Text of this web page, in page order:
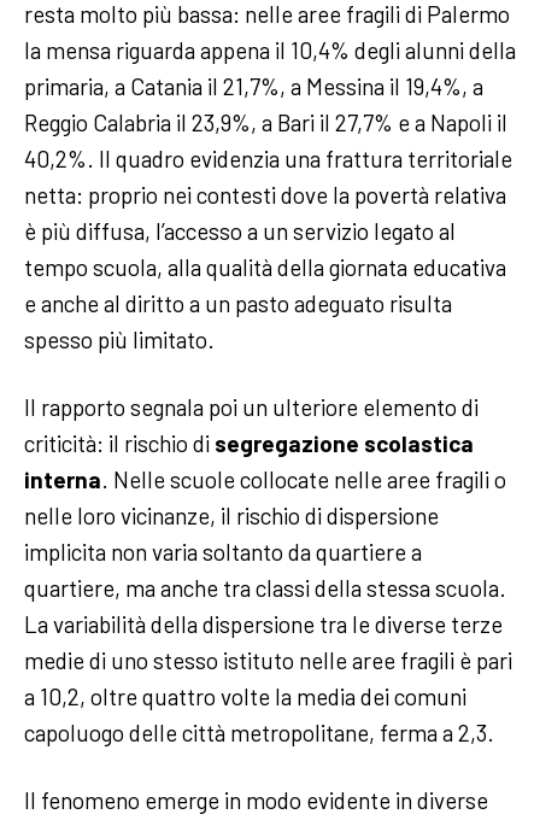
resta molto più bassa: nelle aree fragili di Palermo
la mensa riguarda appena il 10,4% degli alunni della
primaria, a Catania il 21,7%, a Messina il 19,4%, a
Reggio Calabria il 23,9%, a Bari il 27,7% e a Napoli il
40,2%. Il quadro evidenzia una frattura territoriale
netta: proprio nei contesti dove la povertà relativa
è più diffusa, l’accesso a un servizio legato al
tempo scuola, alla qualità della giornata educativa
e anche al diritto a un pasto adeguato risulta
spesso più limitato.
Il rapporto segnala poi un ulteriore elemento di
criticità: il rischio di segregazione scolastica
interna. Nelle scuole collocate nelle aree fragili o
nelle loro vicinanze, il rischio di dispersione
implicita non varia soltanto da quartiere a
quartiere, ma anche tra classi della stessa scuola.
La variabilità della dispersione tra le diverse terze
medie di uno stesso istituto nelle aree fragili è pari
a 10,2, oltre quattro volte la media dei comuni
capoluogo delle città metropolitane, ferma a 2,3.
Il fenomeno emerge in modo evidente in diverse